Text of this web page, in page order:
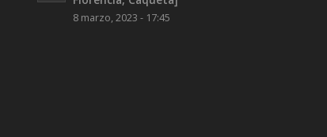
8 marzo, 2023 - 17:45